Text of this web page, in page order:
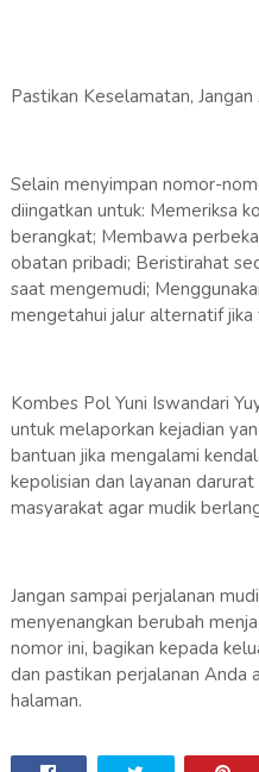
Pastikan Keselamatan,
Selain menyimpan nomor-
diingatkan untuk: Memeriksa
berangkat; Membawa
obatan pribadi; Beristirahat
saat mengemudi;
mengetahui jalur alternatif
Kombes Pol Yuni Iswandari
untuk melaporkan kejadian
bantuan jika mengalami
kepolisian dan layanan
masyarakat agar mudik
Jangan sampai perjalanan
menyenangkan berubah
nomor ini, bagikan kepada
dan pastikan perjalanan Anda
halaman.